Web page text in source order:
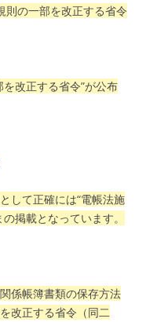
則の一部を改正する省令
改正する省令”が公布
して正確には“電帳法施
掲載となっています。
係帳簿書類の保存方法
改正する省令（同二